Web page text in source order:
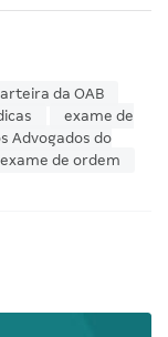
da OAB
exame de
Advogados do
de ordem